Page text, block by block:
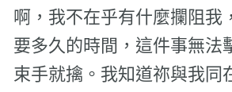
啊，我不在乎有什麼攔阻我
要多久的時間，這件事無法
束手就擒。我知道祢與我同